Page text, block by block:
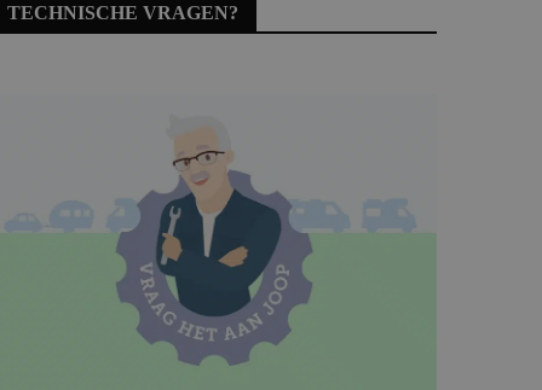
TECHNISCHE VRAGEN?